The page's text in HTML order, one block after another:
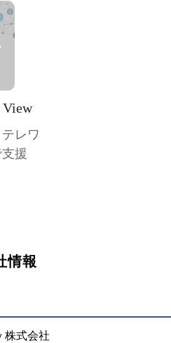
View
レワ
援
情報
株式会社